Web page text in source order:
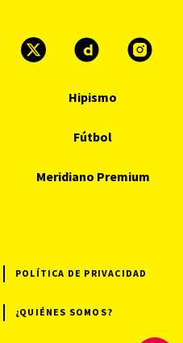
Hipismo
Fútbol
Meridiano Premium
POLÍTICA DE PRIVACIDAD
¿QUIÉNES SOMOS?